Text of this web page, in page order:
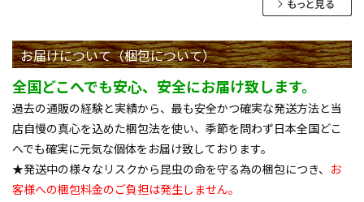
お届けについて（梱包について）
全国どこへでも安心、安全にお届け致します。
過去の通販の経験と実績から、最も安全かつ確実な発送方法と当
店自慢の真心を込めた梱包法を使い、季節を問わず日本全国どこ
へでも確実に元気な個体をお届け致しております。
★発送中の様々なリスクから昆虫の命を守る為の梱包につき、 お
客様への梱包料金のご負担は発生しません。